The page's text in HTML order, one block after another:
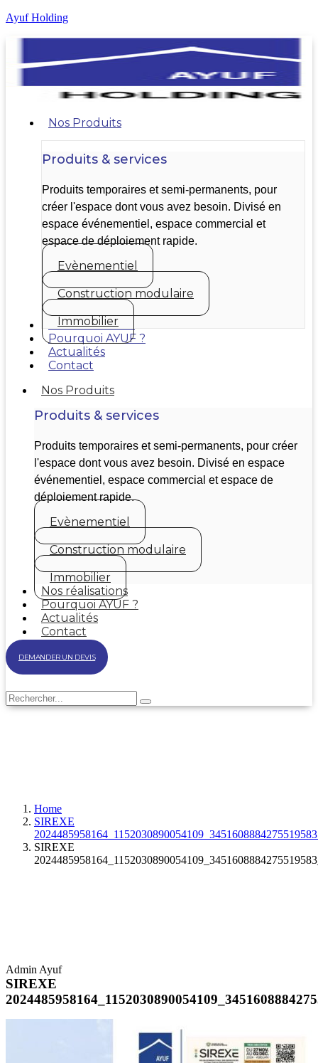
Ayuf Holding
Nos Produits
Produits & services
Produits temporaires et semi-permanents, pour
créer l'espace dont vous avez besoin. Divisé en
espace événementiel, espace commercial et
espace de déploiement rapide.
Evènementiel
Construction modulaire
Immobilier
Nos réalisations
Pourquoi AYUF ?
Actualités
Contact
Nos Produits
Produits & services
Produits temporaires et semi-permanents, pour créer
l'espace dont vous avez besoin. Divisé en espace
événementiel, espace commercial et espace de
déploiement rapide.
Evènementiel
Construction modulaire
Immobilier
Nos réalisations
Pourquoi AYUF ?
Actualités
Contact
DEMANDER UN DEVIS
Home
SIREXE
SIREXE
Admin Ayuf
SIREXE